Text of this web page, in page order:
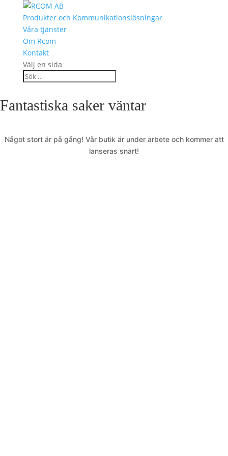
Produkter och Kommunikationslösningar
Våra tjänster
Om Rcom
Kontakt
Välj en sida
Fantastiska saker väntar
Något stort är på gång! Vår butik är under arbete och kommer att
lanseras snart!